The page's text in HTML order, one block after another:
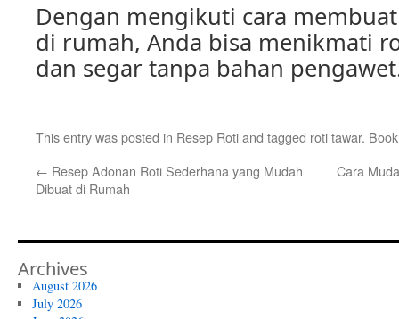
Dengan mengikuti cara
di rumah, Anda bisa menikmati
dan segar tanpa bahan
This entry was posted in Resep Rotiand tagged roti tawar.
← Resep Adonan Roti Sederhana yang Mudah
Dibuat di Rumah
Cara
Archives
August 2026
July 2026